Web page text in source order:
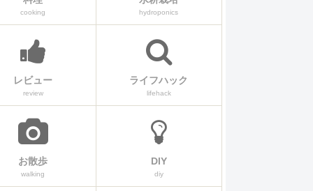
cooking hydroponics
レビュー
review
ライフハック
lifehack
お散歩
walking
DIY
diy